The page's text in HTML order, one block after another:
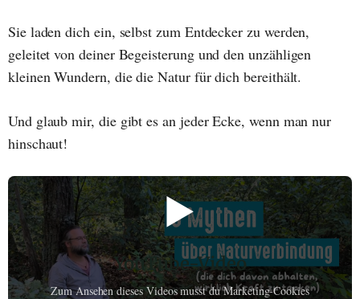
Sie laden dich ein, selbst zum Entdecker zu werden,
geleitet von deiner Begeisterung und den unzähligen
kleinen Wundern, die die Natur für dich bereithält.
Und glaub mir, die gibt es an jeder Ecke, wenn man nur
hinschaut!
▶️
YouTube-Video
Zum Ansehen dieses Videos musst du Marketing-Cookies